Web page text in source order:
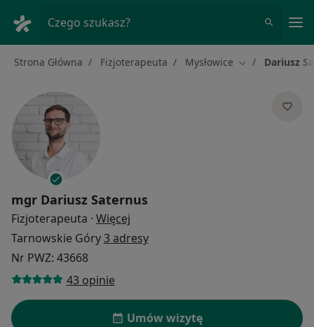
Czego szukasz?
Strona Główna Fizjoterapeuta Mysłowice Zmień miasto
Dariusz
mgr Dariusz Saternus
Fizjoterapeuta · Więcej
Tarnowskie Góry3 adresy
Nr PWZ: 43668
43 opinie
Umów wizytę